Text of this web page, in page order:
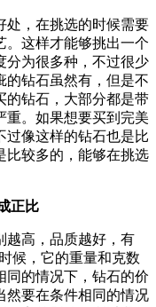
处，在挑选的时候需要
。这样才能够挑出一个
分为很多种，不过很少
的钻石虽然有，但是不
的钻石，大部分都是带
重。如果想要买到完美
过像这样的钻石也是比
比较多的，能够在挑选
正比
越高，品质越好，有
候，它的重量和克数
同的情况下，钻石的价
然要在条件相同的情况